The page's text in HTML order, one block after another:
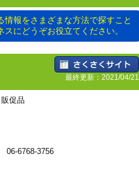
報をさまざまな方法で探すこと
にどうぞお役立てください。
最終更新：2021/04/21
促品
06-6768-3756